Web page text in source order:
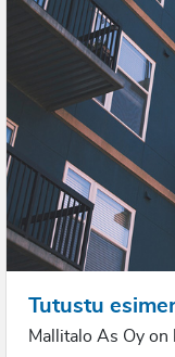
Tutustu
Mallitalo As Oy on